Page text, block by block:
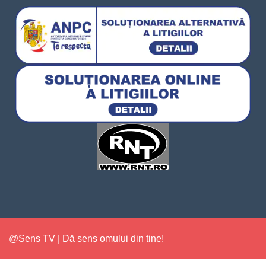
@Sens TV | Dă sens omului din tine!